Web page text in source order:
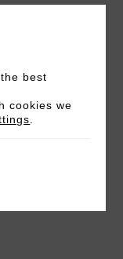
best
cookies we